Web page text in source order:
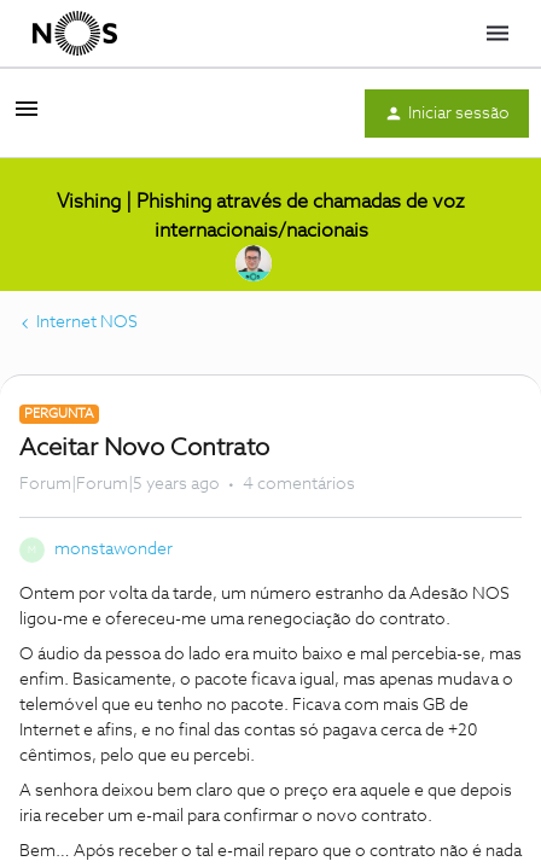
Menu
Iniciar sessão
Vishing | Phishing através de chamadas de voz
internacionais/nacionais
Internet NOS
PERGUNTA
Aceitar Novo Contrato
Forum|Forum|5 years ago 4 comentários
M monstawonder
Ontem por volta da tarde, um número estranho da Adesão NOS
ligou-me e ofereceu-me uma renegociação do contrato.
O áudio da pessoa do lado era muito baixo e mal percebia-se, mas
enfim. Basicamente, o pacote ficava igual, mas apenas mudava o
telemóvel que eu tenho no pacote. Ficava com mais GB de
Internet e afins, e no final das contas só pagava cerca de +20
cêntimos, pelo que eu percebi.
A senhora deixou bem claro que o preço era aquele e que depois
iria receber um e-mail para confirmar o novo contrato.
Bem… Após receber o tal e-mail reparo que o contrato não é nada